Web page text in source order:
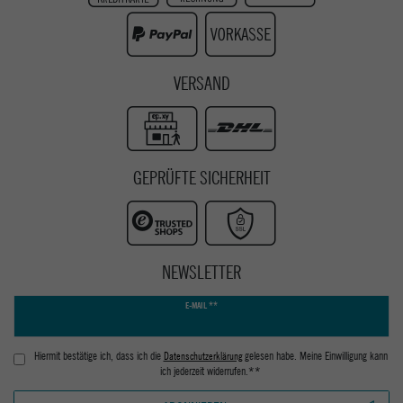
Youtube
VERSAND
GEPRÜFTE SICHERHEIT
NEWSLETTER
E-MAIL **
Hiermit bestätige ich, dass ich die Daten­schutz­erklärunggelesen habe. Meine Einwilligung kann
ich jederzeit widerrufen.**